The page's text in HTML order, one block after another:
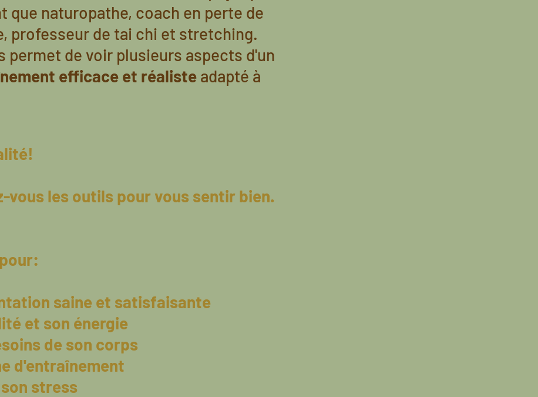
que naturopathe, coach en perte de
professeur de tai chi et stretching.
permet de voir plusieurs aspects d'un
efficace et réaliste adapté à
vous les outils pour vous sentir bien.
saine et satisfaisante
et son énergie
de son corps
d'entraînement
stress